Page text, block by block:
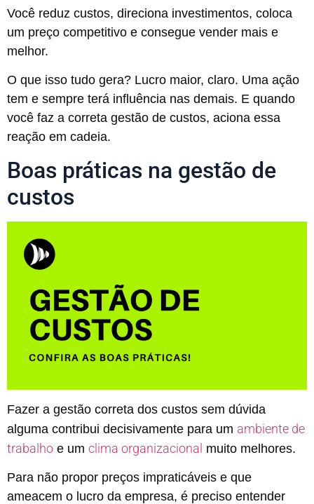
Você reduz custos, direciona investimentos, coloca
um preço competitivo e consegue vender mais e
melhor.
O que isso tudo gera? Lucro maior, claro. Uma ação
tem e sempre terá influência nas demais. E quando
você faz a correta gestão de custos, aciona essa
reação em cadeia.
Boas práticas na gestão de
custos
Fazer a gestão correta dos custos sem dúvida
alguma contribui decisivamente para um ambiente de
trabalho e um clima organizacional muito melhores.
Para não propor preços impraticáveis e que
ameacem o lucro da empresa, é preciso entender